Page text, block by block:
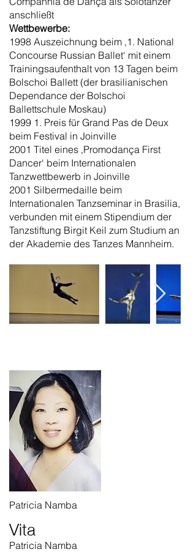
anschließt
Wettbewerbe:
1998 Auszeichnung beim ‚1. National
Concourse Russian Ballet‘ mit einem
Trainingsaufenthalt von 13 Tagen beim
Bolschoi Ballett (der brasilianischen
Dependance der Bolschoi
Ballettschule Moskau)
1999 1. Preis für Grand Pas de Deux
beim Festival in Joinville
2001 Titel eines ‚Promodança First
Dancer‘ beim Internationalen
Tanzwettbewerb in Joinville
2001 Silbermedaille beim
Internationalen Tanzseminar in Brasilia,
verbunden mit einem Stipendium der
Tanzstiftung Birgit Keil zum Studium an
der Akademie des Tanzes Mannheim.
Patricia Namba
Vita
Patricia Namba